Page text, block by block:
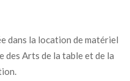
dans la location de matériel
des Arts de la table et de la